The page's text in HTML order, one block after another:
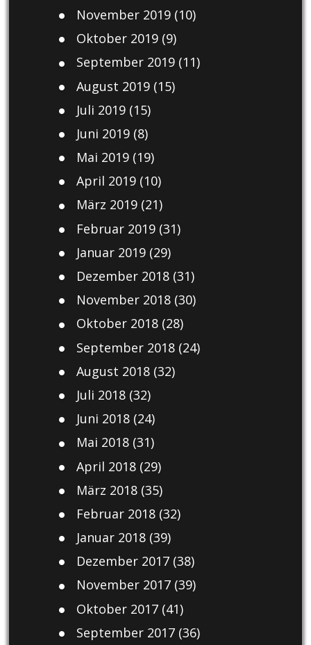
November 2019(10)
Oktober 2019(9)
September 2019(11)
August 2019(15)
Juli 2019(15)
Juni 2019(8)
Mai 2019(19)
April 2019(10)
März 2019(21)
Februar 2019(31)
Januar 2019(29)
Dezember 2018(31)
November 2018(30)
Oktober 2018(28)
September 2018(24)
August 2018(32)
Juli 2018(32)
Juni 2018(24)
Mai 2018(31)
April 2018(29)
März 2018(35)
Februar 2018(32)
Januar 2018(39)
Dezember 2017(38)
November 2017(39)
Oktober 2017(41)
September 2017(36)